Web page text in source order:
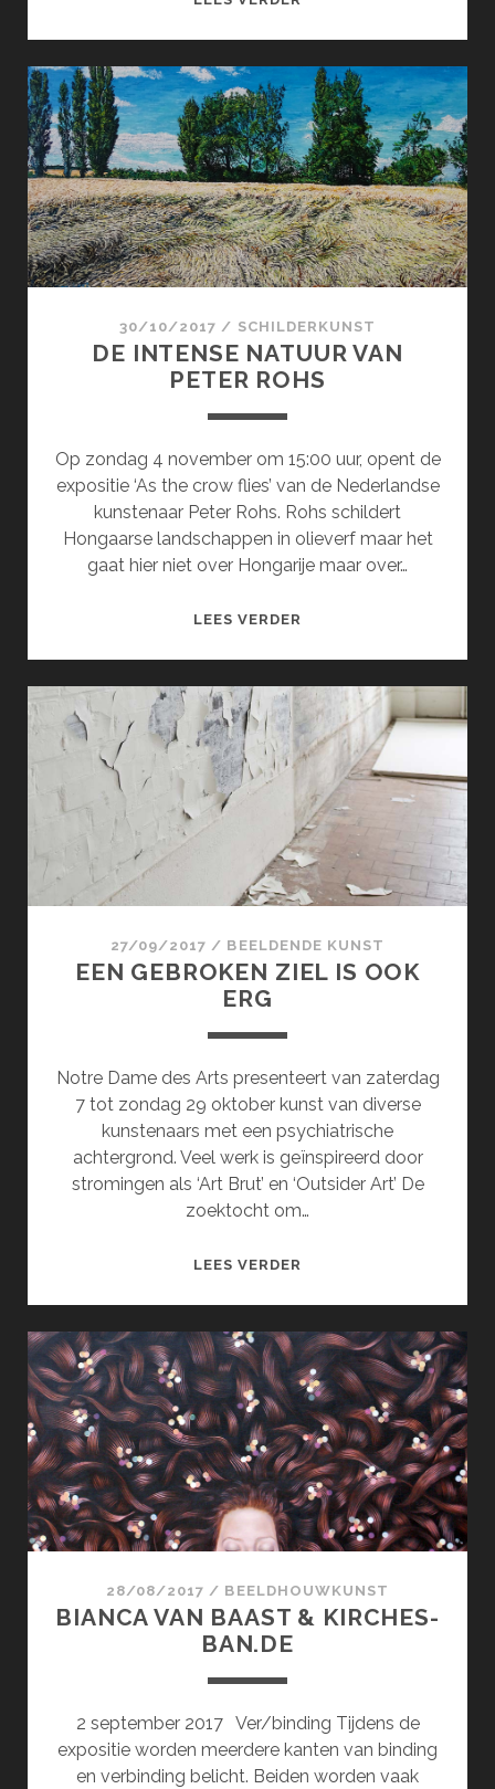
30/10/2017 / SCHILDERKUNST
DE INTENSE NATUUR VAN
PETER ROHS
Op zondag 4 november om 15:00 uur, opent de
expositie ‘As the crow flies’ van de Nederlandse
kunstenaar Peter Rohs. Rohs schildert
Hongaarse landschappen in olieverf maar het
gaat hier niet over Hongarije maar over…
LEES VERDER
VAN
PETER
ROHS
27/09/2017 / BEELDENDE KUNST
EEN GEBROKEN ZIEL IS OOK
ERG
Notre Dame des Arts presenteert van zaterdag
7 tot zondag 29 oktober kunst van diverse
kunstenaars met een psychiatrische
achtergrond. Veel werk is geïnspireerd door
stromingen als ‘Art Brut’ en ‘Outsider Art’ De
zoektocht om…
LEES VERDER
IS
OOK
ERG
28/08/2017 / BEELDHOUWKUNST
BIANCA VAN BAAST & KIRCHES-
BAN.DE
2 september 2017 Ver/binding Tijdens de
expositie worden meerdere kanten van binding
en verbinding belicht. Beiden worden vaak